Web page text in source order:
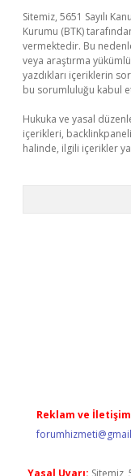
Sitemiz, 5651 Sayılı
Kurumu (BTK)
vermektedir. Bu
veya araştırma
yazdıkları içeriklerin
bu sorumluluğu kabul
Hukuka ve yasal
içerikleri,
halinde, ilgili içerikler
Reklam ve
Yasal Uyarı: Sitemiz,